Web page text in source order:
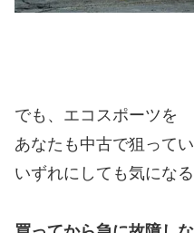
でも、エコスポーツを
あなたも中古で狙って
いずれにしても気にな